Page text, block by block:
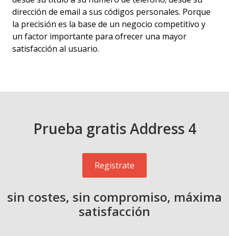
dirección de email a sus códigos personales. Porque
la precisión es la base de un negocio competitivo y
un factor importante para ofrecer una mayor
satisfacción al usuario.
Prueba gratis Address 4
Registrate
sin costes, sin compromiso, máxima
satisfacción